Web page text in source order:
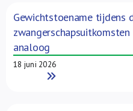
Gewichtstoename tijdens
analoog
18 juni 2026
Read More